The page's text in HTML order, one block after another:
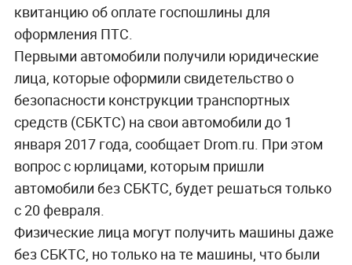
квитанцию об оплате госпошлины для
оформления ПТС.
Первыми автомобили получили юридические
лица, которые оформили свидетельство о
безопасности конструкции транспортных
средств (СБКТС) на свои автомобили до 1
января 2017 года, сообщает Drom.ru. При этом
вопрос с юрлицами, которым пришли
автомобили без СБКТС, будет решаться только
с 20 февраля.
Физические лица могут получить машины даже
без СБКТС, но только на те машины, что были